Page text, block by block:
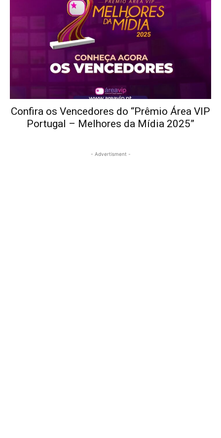
Confira os Vencedores do “Prêmio Área VIP
Portugal – Melhores da Mídia 2025”
- Advertisment -